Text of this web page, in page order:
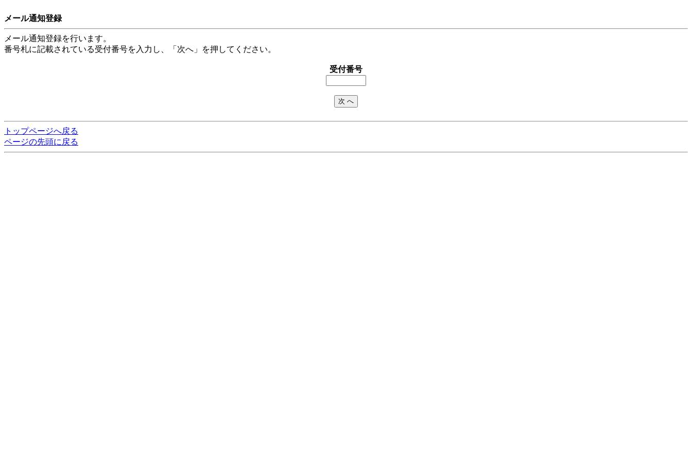
メール通知登録
メール通知登録を行います。
番号札に記載されている受付番号を入力し、「次へ」を押してください。
受付番号
トップページへ戻る
ページの先頭に戻る